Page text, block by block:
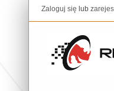
Zaloguj się lub